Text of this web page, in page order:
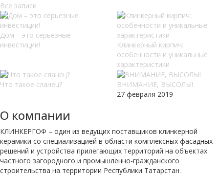
Все записи
Дом – это серьезные
инвестиции!
Клинкерный кирпич:
особенности и уникальные
характеристики
Что такое сланец?
ВНИМАНИЕ, ВЫСОЛЫ!
27 февраля 2019
О компании
КЛИНКЕРГОФ – один из ведущих поставщиков клинкерной
керамики со специализацией в области комплексных фасадных
решений и устройства прилегающих территорий на объектах
частного загородного и промышленно-гражданского
строительства на территории Республики Татарстан.